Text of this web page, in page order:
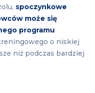
spoczynkowe
może się
programu
o niskiej
niż podczas bardziej